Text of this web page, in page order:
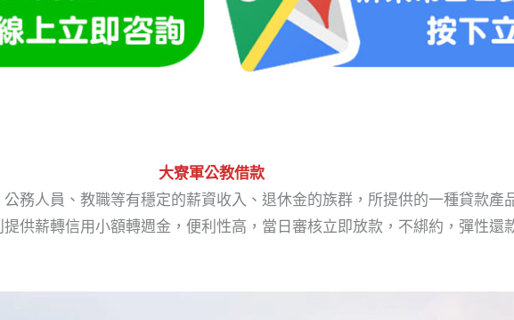
大寮軍公教借款
務人員、教職等有穩定的薪資收入、退休金的族群，所提供的一種貸款產
供薪轉信用小額轉週金，便利性高，當日審核立即放款，不綁約，彈性還